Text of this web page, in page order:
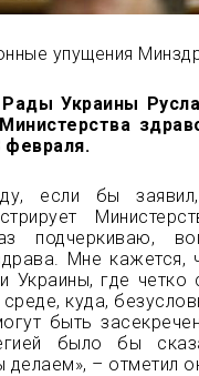
упущения
Украины
февраля.
если бы
подчеркиваю,
Мне кажется,
Украины, где четко
куда,
быть
было бы
делаем», – отметил